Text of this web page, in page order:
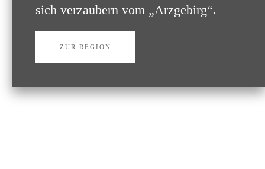
sich verzaubern vom „Arzgebirg“.
ZUR REGION